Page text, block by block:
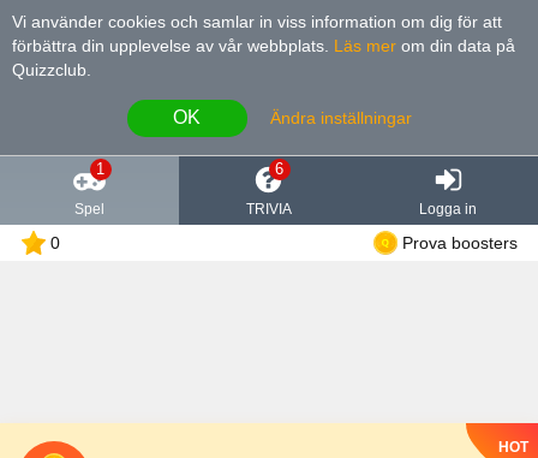
Vi använder cookies och samlar in viss information om dig för att
förbättra din upplevelse av vår webbplats Läs mer om din data på
Quizzclub.
OK Ändra inställningar
1
Spel
6
TRIVIA Logga in
0 Prova boosters
HOT